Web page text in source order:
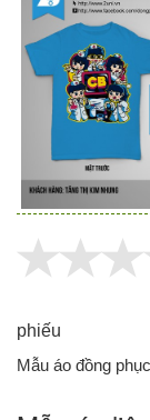
phiếu
Mẫu áo đồng